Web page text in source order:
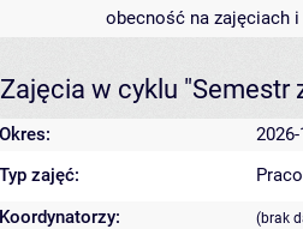
obecność na zajęciach
Zajęcia w cyklu "Semestr
Okres: 2026-
Typ zajęć:
Koordynatorzy:
(brak